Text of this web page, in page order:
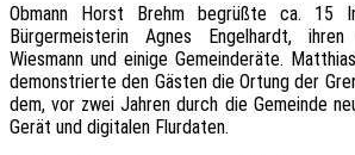
Obmann Horst Brehm begrüßte ca. 15
Bürgermeisterin Agnes Engelhardt,
Wiesmann und einige Gemeinderäte.
demonstrierte den Gästen die Ortung der
dem, vor zwei Jahren durch die Gemeinde
Gerät und digitalen Flurdaten.